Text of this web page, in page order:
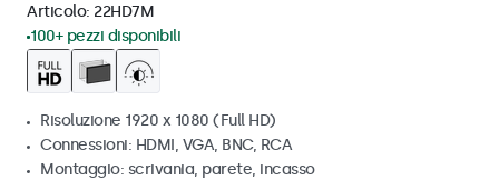
Articolo: 22HD7M
100+ pezzi disponibili
Risoluzione 1920 x 1080 (Full HD)
Connessioni: HDMI, VGA, BNC, RCA
Montaggio: scrivania, parete, incasso